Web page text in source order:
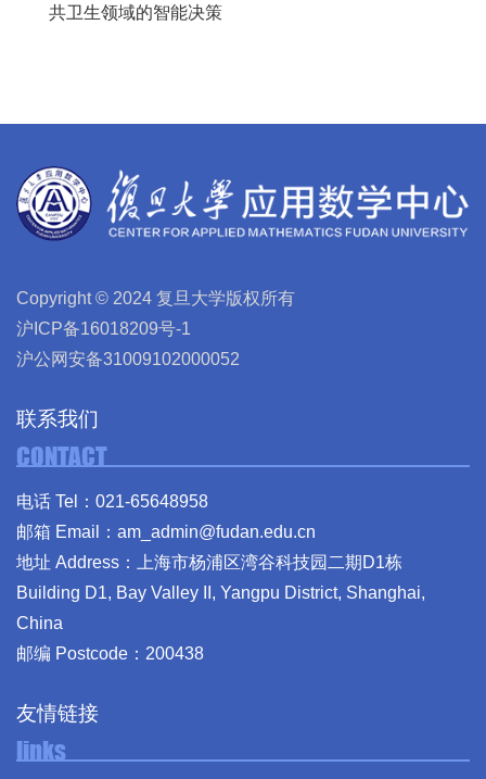
共卫生领域的智能决策
Copyright © 2024 复旦大学版权所有
沪ICP备16018209号-1
沪公网安备31009102000052
联系我们
CONTACT
电话 Tel：021-65648958
邮箱 Email：am_admin@fudan.edu.cn
地址 Address：上海市杨浦区湾谷科技园二期D1栋
Building D1, Bay Valley II, Yangpu District, Shanghai,
China
邮编 Postcode：200438
友情链接
links